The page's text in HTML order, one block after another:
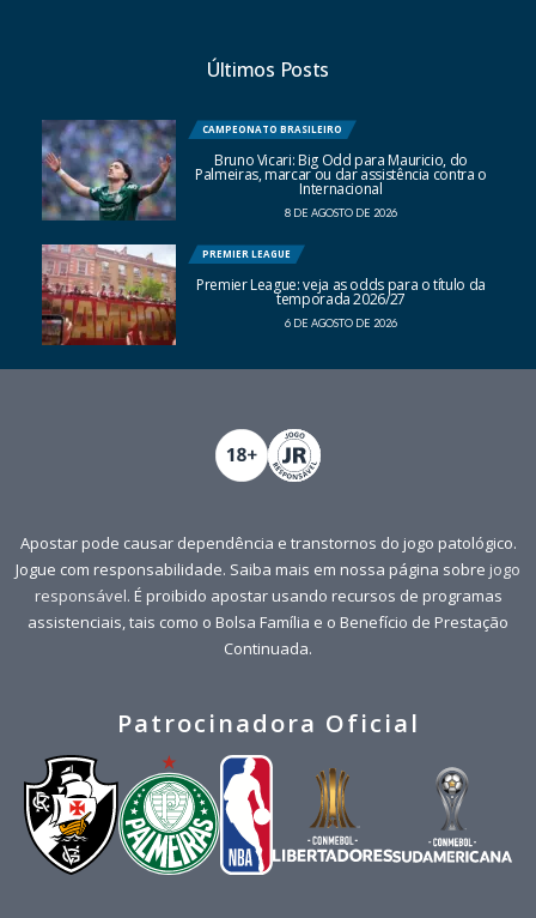
Últimos Posts
CAMPEONATO BRASILEIRO
Bruno Vicari: Big Odd para Mauricio, do
Palmeiras, marcar ou dar assistência contra o
Internacional
8 DE AGOSTO DE 2026
PREMIER LEAGUE
Premier League: veja as odds para o título da
temporada 2026/27
6 DE AGOSTO DE 2026
Apostar pode causar dependência e transtornos do jogo patológico.
Jogue com responsabilidade. Saiba mais em nossa página sobre jogo
responsável. É proibido apostar usando recursos de programas
assistenciais, tais como o Bolsa Família e o Benefício de Prestação
Continuada.
Patrocinadora Oficial